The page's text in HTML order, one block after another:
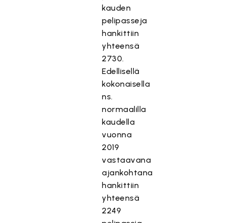
kauden
pelipasseja
hankittiin
yhteensä
2730.
Edellisellä
kokonaisella
ns.
normaalilla
kaudella
vuonna
2019
vastaavana
ajankohtana
hankittiin
yhteensä
2249